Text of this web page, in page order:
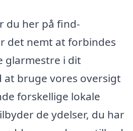
du her på find-
det nemt at forbindes
glarmestre i dit
at bruge vores oversigt
forskellige lokale
de ydelser, du har